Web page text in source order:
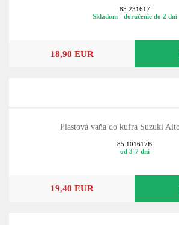
85.231617
Skladom - doručenie do 2 dní
18,90 EUR
Plastová vaňa do kufra Suzuki
85.101617B
od 3-7 dní
19,40 EUR